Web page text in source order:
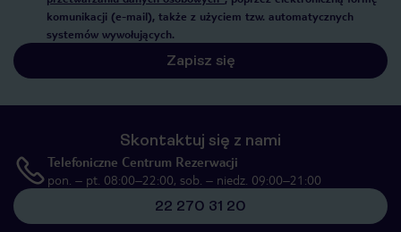
komunikacji (e-mail), także z użyciem tzw. automatycznych
systemów wywołujących.
Zapisz się
Skontaktuj się z nami
Telefoniczne Centrum Rezerwacji
pon. – pt. 08:00–22:00, sob. – niedz. 09:00–21:00
22 270 31 20